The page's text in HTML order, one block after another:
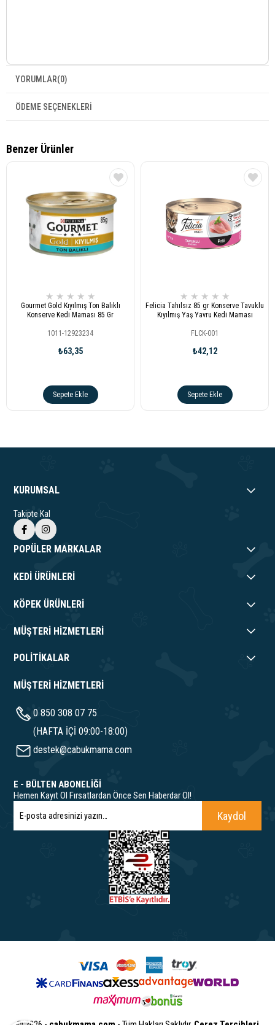
YORUMLAR(0)
ÖDEME SEÇENEKLERI
Benzer Ürünler
★ ★ ★ ★ ★
Gourmet Gold Kıyılmış Ton Balıklı
Konserve Kedi Maması 85 Gr
1011-12923234
₺63,35
Sepete Ekle
★ ★ ★ ★ ★
Felicia Tahılsız 85 gr Konserve Tavuklu
Kıyılmış Yaş Yavru Kedi Maması
FLCK-001
₺42,12
Sepete Ekle
KURUMSAL
Takipte Kal
POPÜLER MARKALAR
KEDİ ÜRÜNLERİ
KÖPEK ÜRÜNLERİ
MÜŞTERİ HİZMETLERİ
POLİTİKALAR
MÜŞTERİ HİZMETLERİ
0 850 308 07 75
(HAFTA İÇİ 09:00-18:00)
destek@cabukmama.com
E - BÜLTEN ABONELİĞİ
Hemen Kayıt Ol Fırsatlardan Önce Sen Haberdar Ol!
Kaydol